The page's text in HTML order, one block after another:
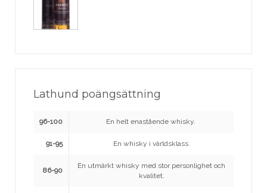
Lathund poängsättning
96-100 En helt enastående whisky.
91-95 En whisky i världsklass.
86-90
En utmärkt whisky med stor personlighet och
kvalitet.